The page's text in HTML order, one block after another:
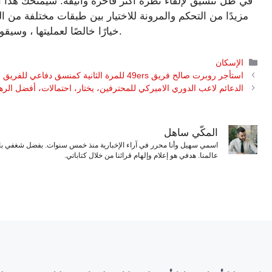
مزيدًا من التحكم والمرونة للاختيار بين طبقات مختلفة
خيارًا خالصًا لعمليتها ، وسيقوم وضعها بالستائر بتصميمها وتعمل إلى المستوى التالي.
التصنيفات
الإسكان
استأجر روبرت صالح فريق 49ers للمرة الثانية كمنسق دفاعي للفريق
الدعائم لاعب الدوري الاميركي للمحترفين، يختار، احتمالات، أفضل
المكّي ساهل
اسمي سهيل وأنا محرر في آراء الإخبارية منذ خمس سنوات. بفضل شغفي
عالمنا. هدفي هو إعلام وإلهام قرائنا من خلال كتاباتي.